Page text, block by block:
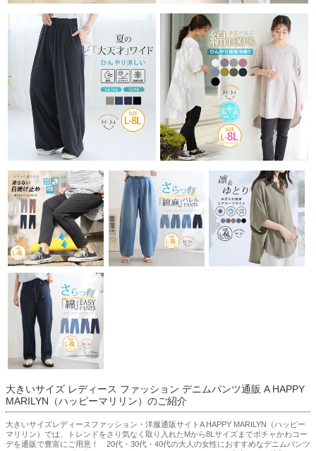
大きいサイズ レディース ファッション デニムパンツ通販 A HAPPY
MARILYN（ハッピーマリリン）のご紹介
大きいサイズレディースファッション・洋服通販サイトA HAPPY MARILYN（ハッピー
マリリン）では、トレンドをさり気なく取り入れたMから8Lサイズまでポチャかわコー
デを通販で豊富にご用意！ 20代・30代・40代の大人の女性におすすめなデニムパンツ